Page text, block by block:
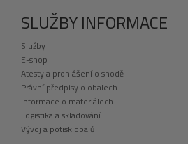
SLUŽBY INFORMACE
Služby
E-shop
Atesty a prohlášení o shodě
Právní předpisy o obalech
Informace o materiálech
Logistika a skladování
Vývoj a potisk obalů